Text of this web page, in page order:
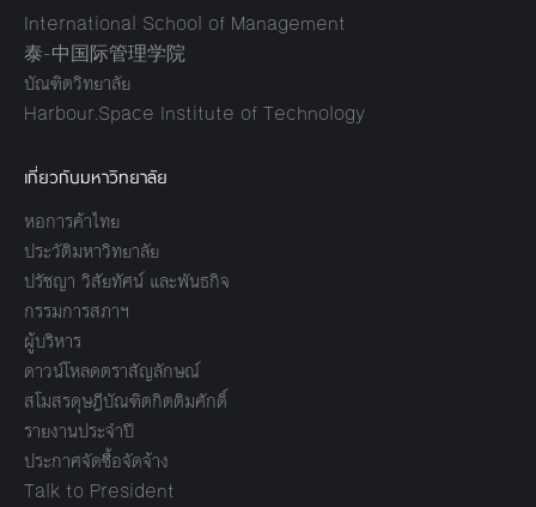
International School of Management
泰-中国际管理学院
บัณฑิตวิทยาลัย
Harbour.Space Institute of Technology
เกี่ยวกับมหาวิทยาลัย
หอการค้าไทย
ประวัติมหาวิทยาลัย
ปรัชญา วิสัยทัศน์ และพันธกิจ
กรรมการสภาฯ
ผู้บริหาร
ดาวน์โหลดตราสัญลักษณ์
สโมสรดุษฎีบัณฑิตกิตติมศักดิ์
รายงานประจำปี
ประกาศจัดซื้อจัดจ้าง
Talk to President